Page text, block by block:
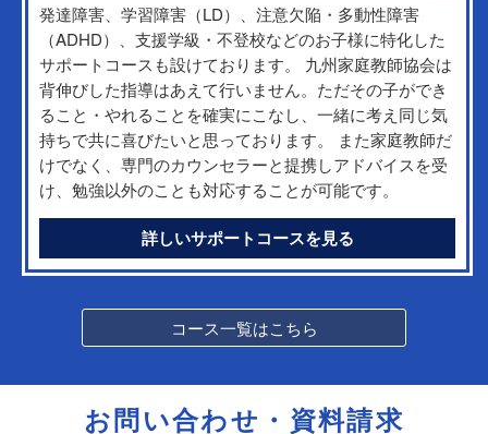
発達障害、学習障害（LD）、注意欠陥・多動性障害
（ADHD）、支援学級・不登校などのお子様に特化した
サポートコースも設けております。 九州家庭教師協会は
背伸びした指導はあえて行いません。ただその子ができ
ること・やれることを確実にこなし、一緒に考え同じ気
持ちで共に喜びたいと思っております。 また家庭教師だ
けでなく、専門のカウンセラーと提携しアドバイスを受
け、勉強以外のことも対応することが可能です。
詳しいサポートコースを見る
コース一覧はこちら
お問い合わせ・資料請求